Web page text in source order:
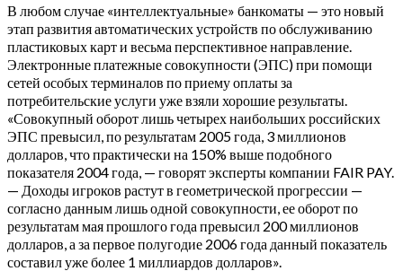
В любом случае «интеллектуальные» банкоматы — это новый
этап развития автоматических устройств по обслуживанию
пластиковых карт и весьма перспективное направление.
Электронные платежные совокупности (ЭПС) при помощи
сетей особых терминалов по приему оплаты за
потребительские услуги уже взяли хорошие результаты.
«Совокупный оборот лишь четырех наибольших российских
ЭПС превысил, по результатам 2005 года, 3 миллионов
долларов, что практически на 150% выше подобного
показателя 2004 года, — говорят эксперты компании FAIR PAY.
— Доходы игроков растут в геометрической прогрессии —
согласно данным лишь одной совокупности, ее оборот по
результатам мая прошлого года превысил 200 миллионов
долларов, а за первое полугодие 2006 года данный показатель
составил уже более 1 миллиардов долларов».